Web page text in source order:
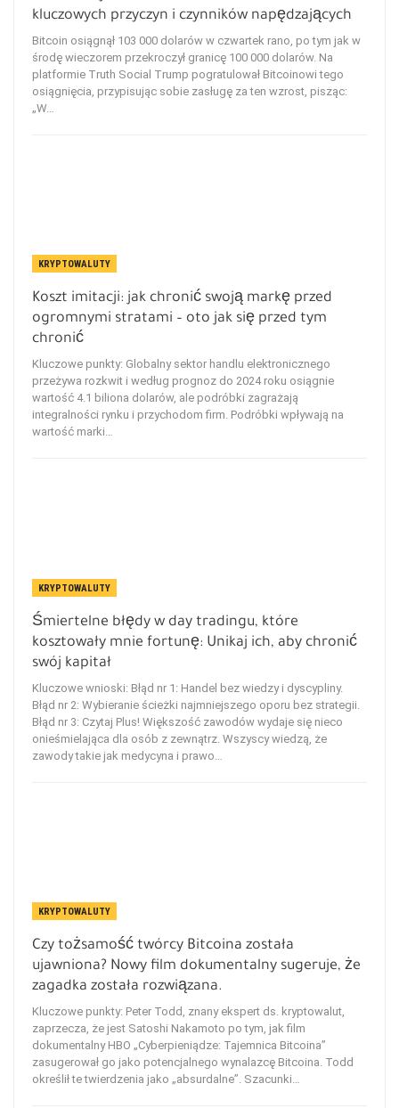
kluczowych przyczyn i czynników napędzających
Bitcoin osiągnął 103 000 dolarów w czwartek rano, po tym jak w
środę wieczorem przekroczył granicę 100 000 dolarów. Na
platformie Truth Social Trump pogratulował Bitcoinowi tego
osiągnięcia, przypisując sobie zasługę za ten wzrost, pisząc:
„W…
KRYPTOWALUTY
Koszt imitacji: jak chronić swoją markę przed
ogromnymi stratami – oto jak się przed tym
chronić
Kluczowe punkty: Globalny sektor handlu elektronicznego
przeżywa rozkwit i według prognoz do 2024 roku osiągnie
wartość 4.1 biliona dolarów, ale podróbki zagrażają
integralności rynku i przychodom firm. Podróbki wpływają na
wartość marki…
KRYPTOWALUTY
Śmiertelne błędy w day tradingu, które
kosztowały mnie fortunę: Unikaj ich, aby chronić
swój kapitał
Kluczowe wnioski: Błąd nr 1: Handel bez wiedzy i dyscypliny.
Błąd nr 2: Wybieranie ścieżki najmniejszego oporu bez strategii.
Błąd nr 3: Czytaj Plus! Większość zawodów wydaje się nieco
onieśmielająca dla osób z zewnątrz. Wszyscy wiedzą, że
zawody takie jak medycyna i prawo…
KRYPTOWALUTY
Czy tożsamość twórcy Bitcoina została
ujawniona? Nowy film dokumentalny sugeruje, że
zagadka została rozwiązana.
Kluczowe punkty: Peter Todd, znany ekspert ds. kryptowalut,
zaprzecza, że ​​jest Satoshi Nakamoto po tym, jak film
dokumentalny HBO „Cyberpieniądze: Tajemnica Bitcoina”
zasugerował go jako potencjalnego wynalazcę Bitcoina. Todd
określił te twierdzenia jako „absurdalne”. Szacunki…